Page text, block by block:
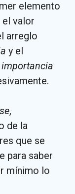
elemento
el valor
arreglo
y el
importancia
,
de la
que se
para saber
mínimo lo